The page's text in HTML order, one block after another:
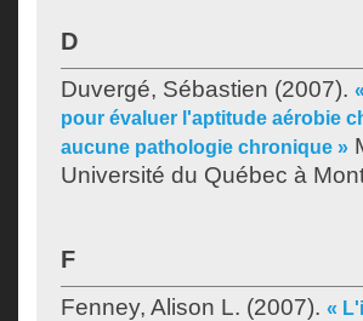
D
Duvergé, Sébastien (2007).
pour évaluer l'aptitude aérobie
aucune pathologie chronique »
Université du Québec à
F
Fenney, Alison L. (2007). «